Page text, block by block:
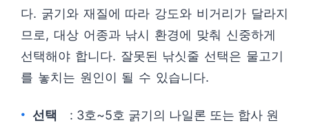
다. 굵기와 재질에 따라 강도와 비거리가 달라지
므로, 대상 어종과 낚시 환경에 맞춰 신중하게
선택해야 합니다. 잘못된 낚싯줄 선택은 물고기
를 놓치는 원인이 될 수 있습니다.
선택
: 3호~5호 굵기의 나일론 또는 합사 원